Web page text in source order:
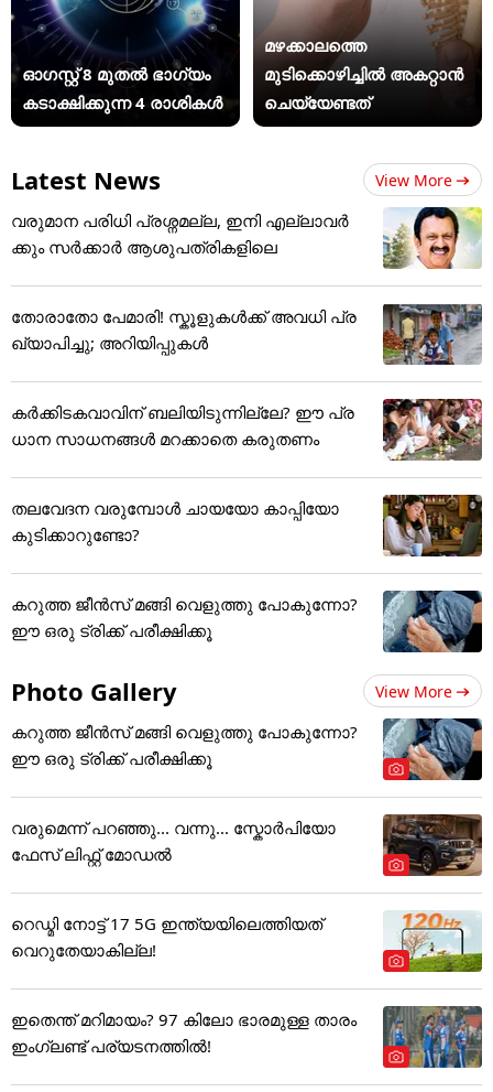
ഓഗസ്റ്റ് 8 മുതൽ ഭാഗ്യം
കടാക്ഷിക്കുന്ന 4 രാശികൾ
മഴക്കാലത്തെ
മുടിക്കൊഴിച്ചിൽ അകറ്റാൻ
ചെയ്യേണ്ടത്
Latest News View More
വരുമാന പരിധി പ്രശ്നമല്ല, ഇനി എല്ലാവർ
ക്കും സർക്കാർ ആശുപത്രികളിലെ
തോരാതോ പേമാരി! സ്കൂളുകൾക്ക് അവധി പ്ര
ഖ്യാപിച്ചു; അറിയിപ്പുകൾ
കർക്കിടകവാവിന് ബലിയിടുന്നില്ലേ? ഈ പ്ര
ധാന സാധനങ്ങൾ മറക്കാതെ കരുതണം
തലവേദന വരുമ്പോൾ ചായയോ കാപ്പിയോ
കുടിക്കാറുണ്ടോ?
കറുത്ത ജീൻസ് മങ്ങി വെളുത്തു പോകുന്നോ?
ഈ ഒരു ട്രിക്ക് പരീക്ഷിക്കൂ
Photo Gallery View More
കറുത്ത ജീൻസ് മങ്ങി വെളുത്തു പോകുന്നോ?
ഈ ഒരു ട്രിക്ക് പരീക്ഷിക്കൂ
വരുമെന്ന് പറഞ്ഞു... വന്നു... സ്കോർപിയോ
ഫേസ് ലിഫ്റ്റ് മോഡൽ
റെഡ്മി നോട്ട് 17 5G ഇന്ത്യയിലെത്തിയത്
വെറുതേയാകില്ല!
ഇതെന്ത് മറിമായം? 97 കിലോ ഭാരമുള്ള താരം
ഇംഗ്ലണ്ട് പര്യടനത്തില്‍!